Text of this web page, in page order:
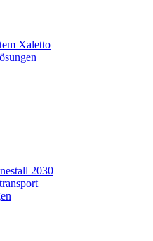
Xaletto
2030